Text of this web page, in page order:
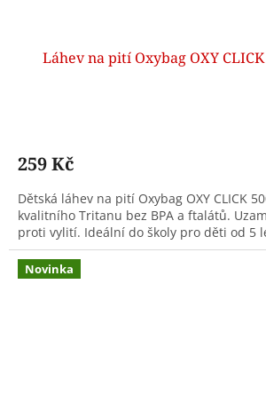
Láhev na pití Oxybag OXY
259 Kč
Dětská láhev na pití Oxybag OXY CLICK
kvalitního Tritanu bez BPA a ftalátů.
proti vylití. Ideální do školy pro děti od 5
Novinka